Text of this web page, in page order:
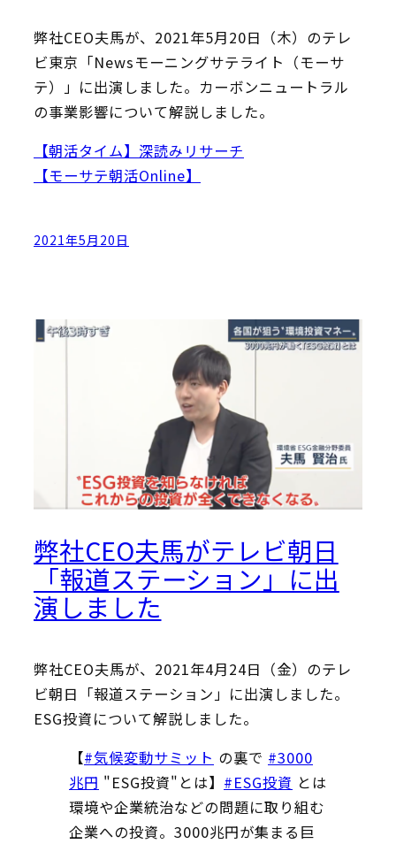
弊社CEO夫馬が、2021年5月20日（木）のテレ
ビ東京「Newsモーニングサテライト（モーサ
テ）」に出演しました。カーボンニュートラル
の事業影響について解説しました。
【朝活タイム】深読みリサーチ
【モーサテ朝活Online】
2021年5月20日
弊社CEO夫馬がテレビ朝日
「報道ステーション」に出
演しました
弊社CEO夫馬が、2021年4月24日（金）のテレ
ビ朝日「報道ステーション」に出演しました。
ESG投資について解説しました。
【#気候変動サミット の裏で #3000
兆円 "ESG投資"とは】 #ESG投資 とは
環境や企業統治などの問題に取り組む
企業への投資。3000兆円が集まる巨